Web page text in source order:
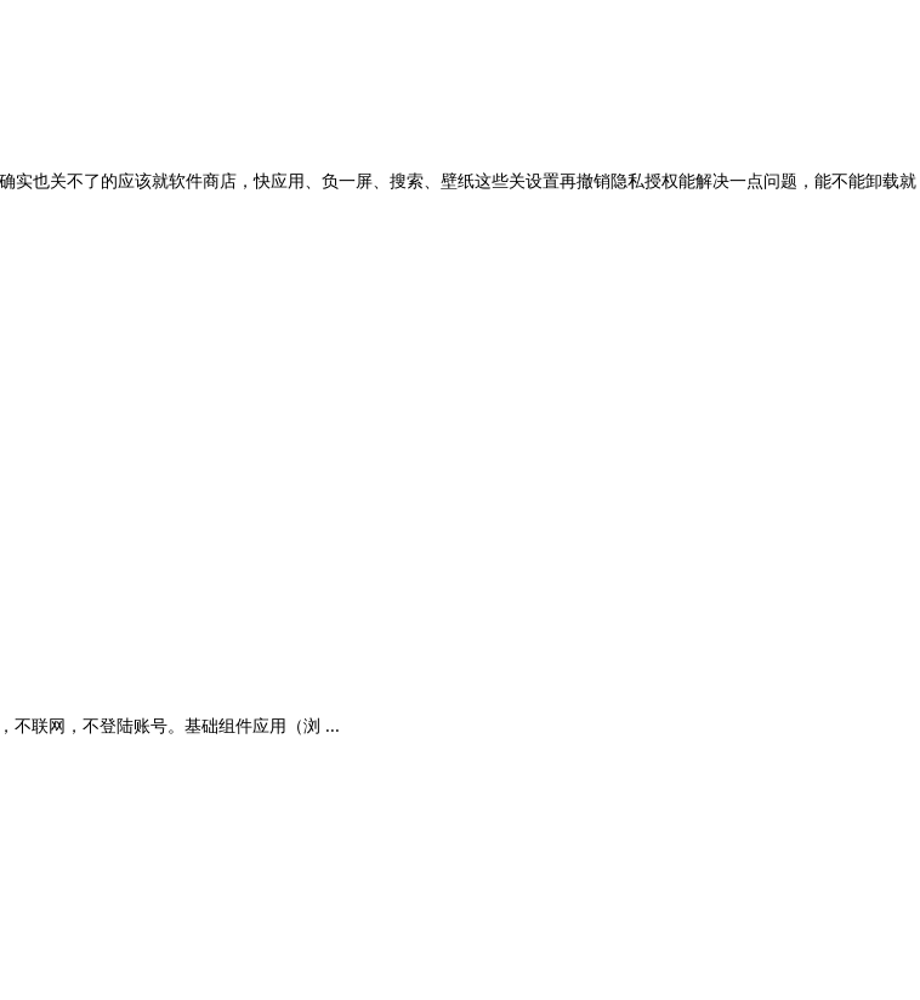
也关不了的应该就软件商店，快应用、负一屏、搜索、壁纸这些关设置再撤销隐私授权能解决一点问题，能不能卸载就
不联网，不登陆账号。基础组件应用（浏 ...